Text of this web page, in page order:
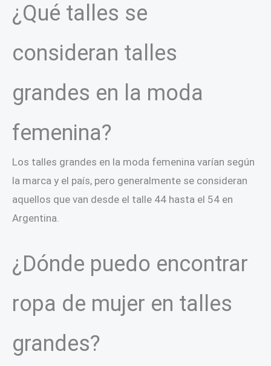
¿Qué talles se
consideran talles
grandes en la moda
femenina?
Los talles grandes en la moda femenina varían según
la marca y el país, pero generalmente se consideran
aquellos que van desde el talle 44 hasta el 54 en
Argentina.
¿Dónde puedo encontrar
ropa de mujer en talles
grandes?